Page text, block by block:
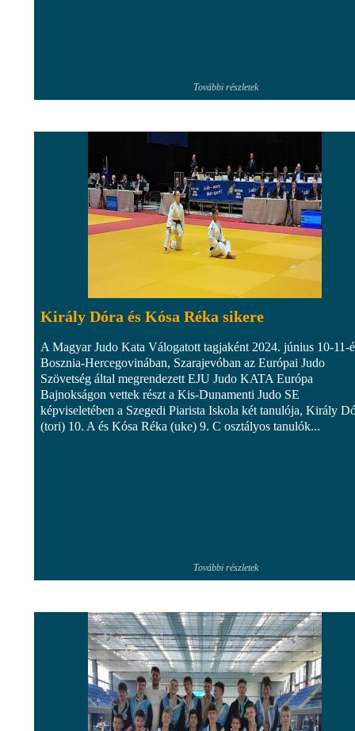
További részletek
Király Dóra és Kósa Réka sikere
A Magyar Judo Kata Válogatott tagjaként 2024. június 10-11-
Bosznia-Hercegovinában, Szarajevóban az Európai Judo
Szövetség által megrendezett EJU Judo KATA Európa
Bajnokságon vettek részt a Kis-Dunamenti Judo SE
képviseletében a Szegedi Piarista Iskola két tanulója, Király
(tori) 10. A és Kósa Réka (uke) 9. C osztályos tanulók...
További részletek